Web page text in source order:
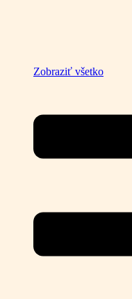
Zobraziť všetko